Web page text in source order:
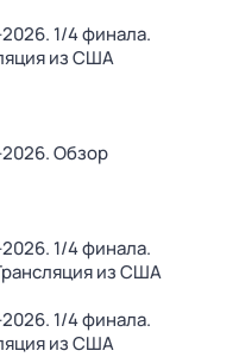
1/4 финала.
из США
Обзор
1/4 финала.
из США
1/4 финала.
из США